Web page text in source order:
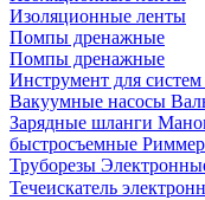
Изоляционные ленты
Помпы дренажные
Помпы дренажные
Инструмент для
Вакуумные насосы
Зарядные шланги
быстросъемные
Труборезы
Течеискатель